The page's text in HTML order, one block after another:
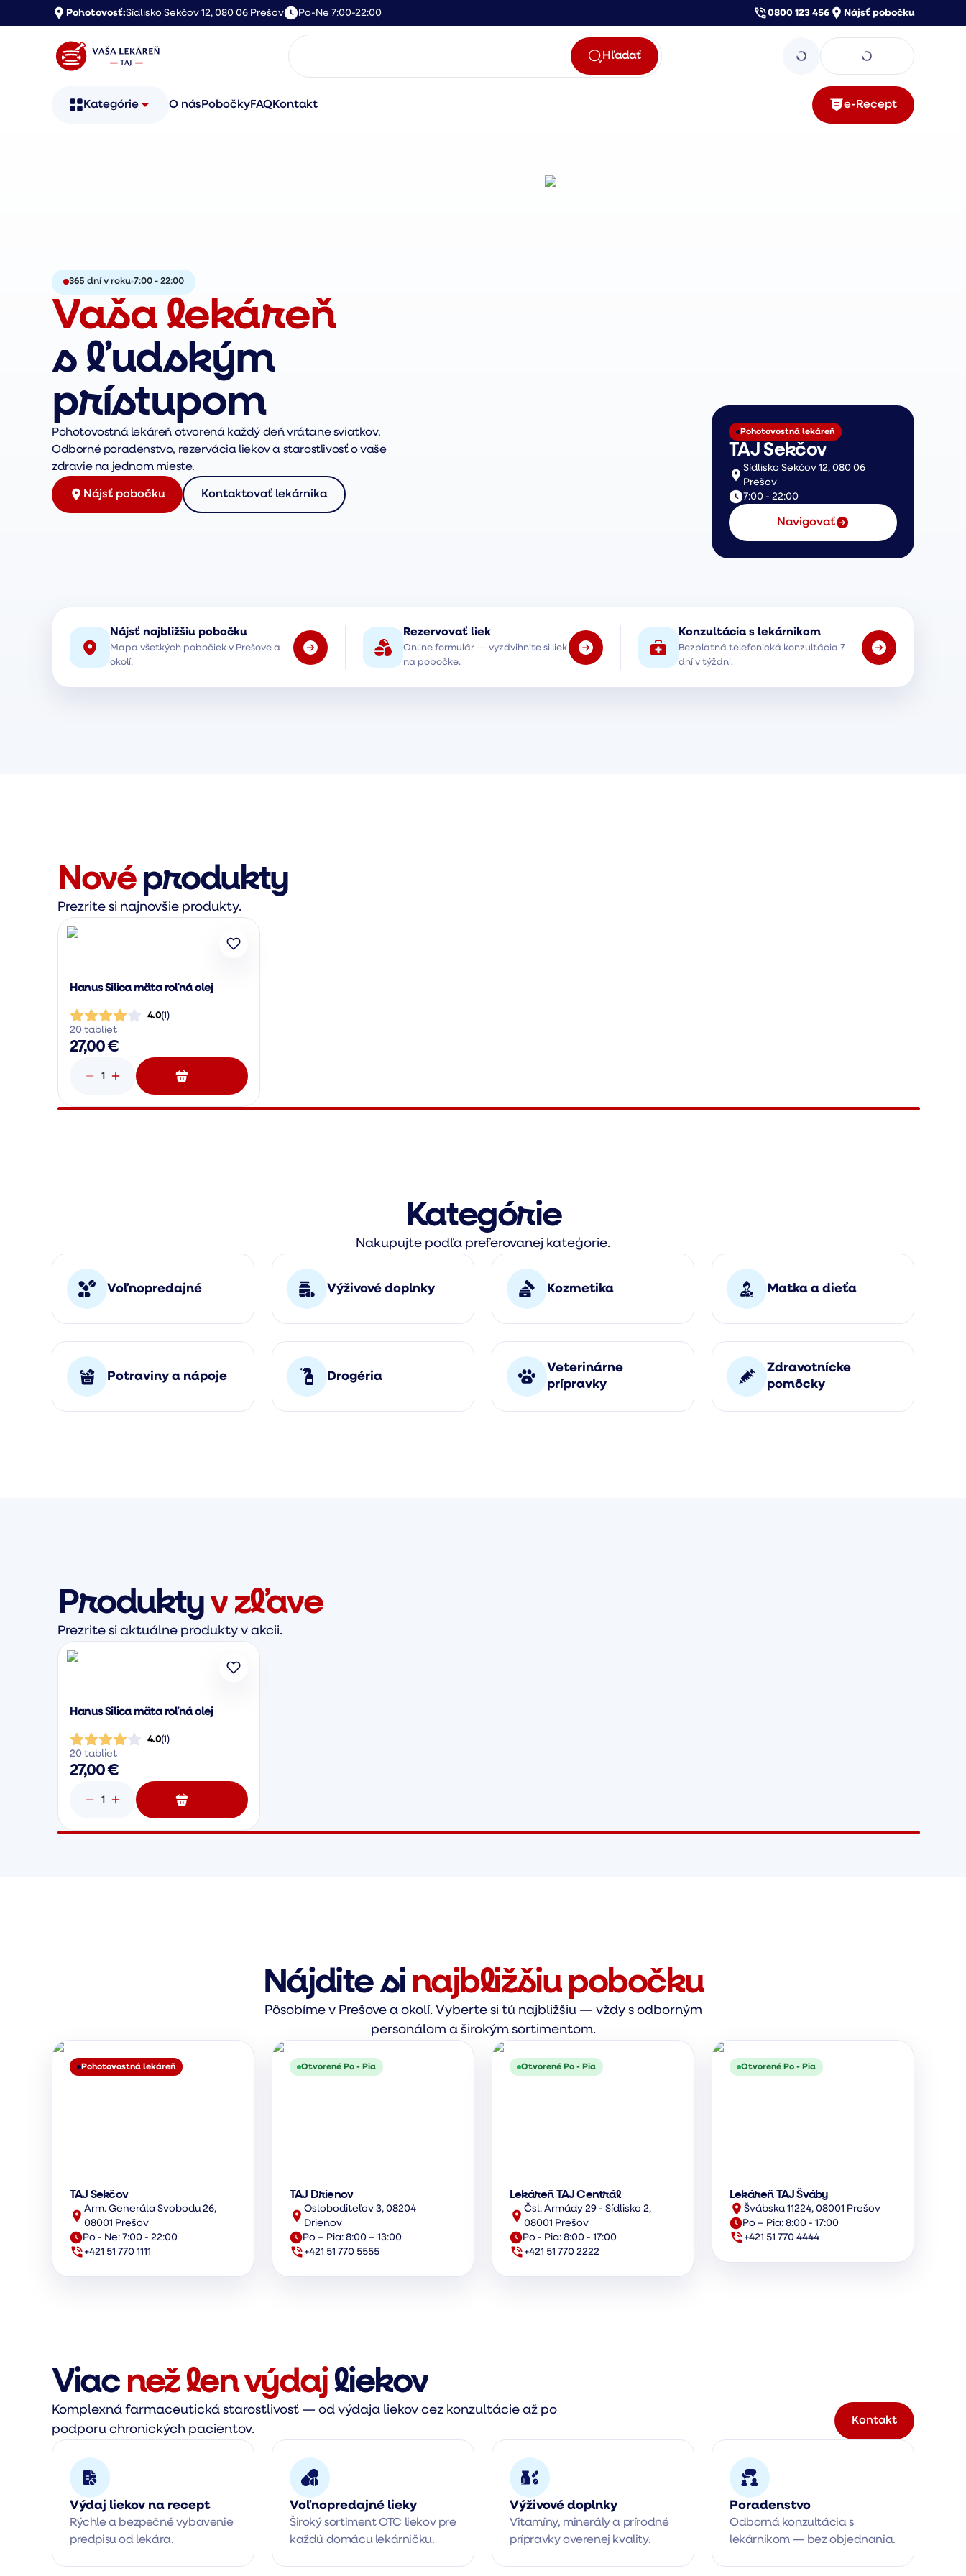
Pohotovosť:Sídlisko Sekčov 12, 080 06 Prešov Po-Ne 7:00-22:00 0800 123 456 Nájsť pobočku
Hľadať
Kategórie O nás PobočkyFAQKontakt e-Recept
365 dní v roku 7:00 - 22:00
Vaša lekáreň
s ľudským
prístupom
Pohotovostná lekáreň otvorená každý deň vrátane sviatkov.
Odborné poradenstvo, rezervácia liekov a starostlivosť o vaše
zdravie na jednom mieste.
Nájsť pobočku Kontaktovať lekárnika
Pohotovostná lekáreň
TAJ Sekčov
Sídlisko Sekčov 12, 080 06
Prešov
7:00 - 22:00
Navigovať
Nájsť najbližšiu pobočku
Mapa všetkých pobočiek v Prešove a
okolí.
Rezervovať liek
Online formulár — vyzdvihnite si liek
na pobočke.
Konzultácia s lekárnikom
Bezplatná telefonická konzultácia 7
dní v týždni.
Novéprodukty
Prezrite si najnovšie produkty.
Hanus Silica mäta roľná olej
4.0(1 )
20 tabliet
27,00 €
1
Kategórie
Nakupujte podľa preferovanej kateģorie.
Voľnopredajné Výživové doplnky Kozmetika Matka a dieťa
Potraviny a nápoje Drogéria
Veterinárne
prípravky
Zdravotnícke
pomôcky
Produktyv zľave
Prezrite si aktuálne produkty v akcii.
Hanus Silica mäta roľná olej
4.0(1 )
20 tabliet
27,00 €
1
Nájdite si najbližšiu pobočku
Pôsobíme v Prešove a okolí. Vyberte si tú najbližšiu — vždy s odborným
personálom a širokým sortimentom.
Pohotovostná lekáreň
TAJ Sekčov
Arm. Generála Svobodu 26,
08001 Prešov
Po - Ne: 7:00 - 22:00
+421 51 770 1111
Otvorené Po - Pia
TAJ Drienov
Osloboditeľov 3, 08204
Drienov
Po – Pia: 8:00 – 13:00
+421 51 770 5555
Otvorené Po - Pia
Lekáreň TAJ Centrál
Čsl. Armády 29 - Sídlisko 2,
08001 Prešov
Po - Pia: 8:00 - 17:00
+421 51 770 2222
Otvorené Po - Pia
Lekáreň TAJ Šváby
Švábska 11224, 08001 Prešov
Po – Pia: 8:00 - 17:00
+421 51 770 4444
Viac než len výdajliekov
Komplexná farmaceutická starostlivosť — od výdaja liekov cez konzultácie až po
podporu chronických pacientov.
Kontakt
Výdaj liekov na recept
Rýchle a bezpečné vybavenie
predpisu od lekára.
Voľnopredajné lieky
Široký sortiment OTC liekov pre
každú domácu lekárničku.
Výživové doplnky
Vitamíny, minerály a prírodné
prípravky overenej kvality.
Poradenstvo
Odborná konzultácia s
lekárnikom — bez objednania.